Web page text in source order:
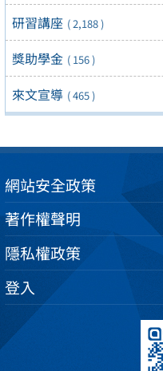
研習講座 ( 2,188 )
獎助學金 ( 156 )
來文宣導 ( 465 )
網站安全政策
著作權聲明
隱私權政策
登入